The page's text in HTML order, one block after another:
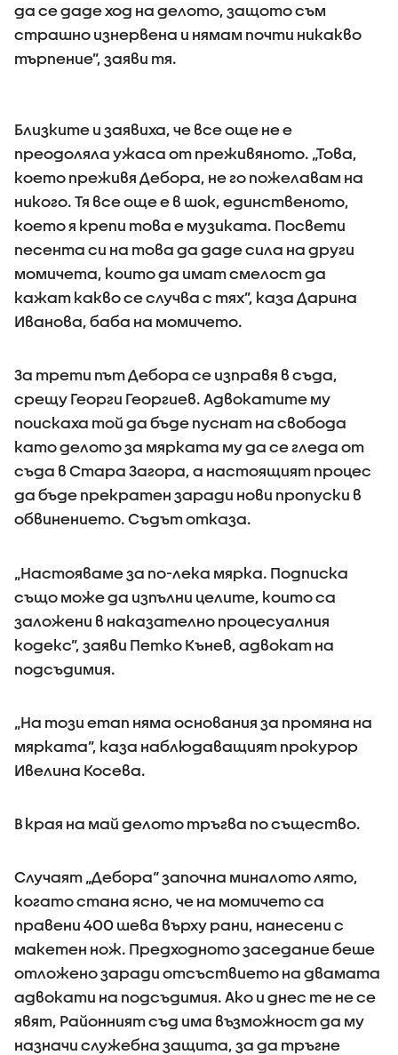
да се даде ход на делото, защото съм
страшно изнервена и нямам почти никакво
търпение”, заяви тя.
Близките и заявиха, че все още не е
преодоляла ужаса от преживяното. „Това,
което преживя Дебора, не го пожелавам на
никого. Тя все още е в шок, единственото,
което я крепи това е музиката. Посвети
песента си на това да даде сила на други
момичета, които да имат смелост да
кажат какво се случва с тях”, каза Дарина
Иванова, баба на момичето.
За трети път Дебора се изправя в съда,
срещу Георги Георгиев. Адвокатите му
поискаха той да бъде пуснат на свобода
като делото за мярката му да се гледа от
съда в Стара Загора, а настоящият процес
да бъде прекратен заради нови пропуски в
обвинението. Съдът отказа.
„Настояваме за по-лека мярка. Подписка
също може да изпълни целите, които са
заложени в наказателно процесуалния
кодекс”, заяви Петко Кънев, адвокат на
подсъдимия.
„На този етап няма основания за промяна на
мярката”, каза наблюдаващият прокурор
Ивелина Косева.
В края на май делото тръгва по същество.
Случаят „Дебора“ започна миналото лято,
когато стана ясно, че на момичето са
правени 400 шева върху рани, нанесени с
макетен нож. Предходното заседание беше
отложено заради отсъствието на двамата
адвокати на подсъдимия. Ако и днес те не се
явят, Районният съд има възможност да му
назначи служебна защита, за да тръгне